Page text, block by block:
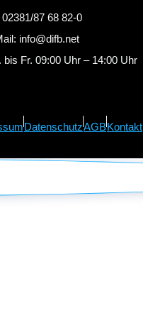
02381/87 68 82-0
info@difb.net
bis Fr. 09:00 Uhr – 14:00 Uhr
DatenschutzAGBKontakt